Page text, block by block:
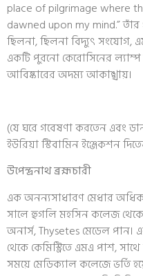
place of pilgrimage where
dawned upon my mind.”
ছিলনা, ছিলনা বিদ্যুৎ সংযোগ,
একটি পুরনো কেরোসিনের ল্যাম্প
আবিষ্কারের অদম্য আকাঙ্খায়।
(যে ঘরে গবেষণা করতেন এবং
ইউরিয়া স্টিবামিন ইঞ্জেকশন
উপেন্দ্রনাথ ব্রহ্মচারী
এক অনন্যসাধারণ মেধার
সালে হুগলি মহসিন কলেজ থেকে
অনার্স, Thysetes মেডেল পান।
থেকে কেমিস্ট্রিতে এমএ পাশ,
সময়ে মেডিক্যাল কলেজে ভর্তি
a
r
e
o
a
c
o
o
a
r
e
o
o
o
e
a
r
e
o
w
i
e
r
a
o
d